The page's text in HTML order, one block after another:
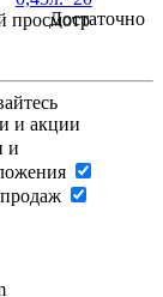
просмотрДостаточно
и акции
и